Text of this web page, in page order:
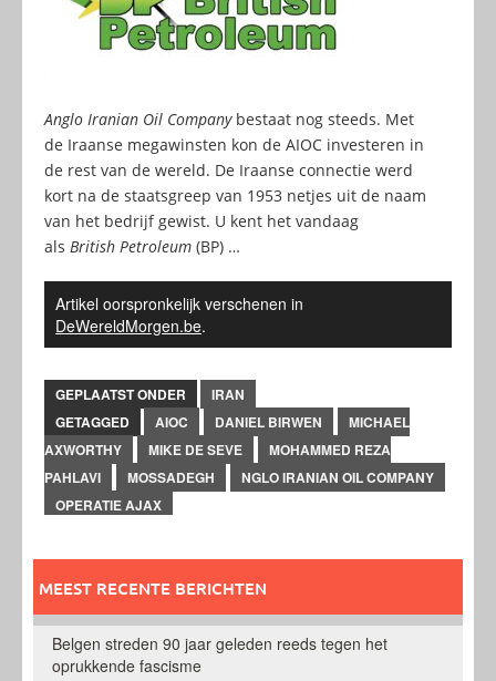
Anglo Iranian Oil Company bestaat nog steeds. Met
de Iraanse megawinsten kon de AIOC investeren in
de rest van de wereld. De Iraanse connectie werd
kort na de staatsgreep van 1953 netjes uit de naam
van het bedrijf gewist. U kent het vandaag
als British Petroleum (BP) …
Artikel oorspronkelijk verschenen in
DeWereldMorgen.be.
GEPLAATST ONDER
IRAN
GETAGGED
AIOC DANIEL BIRWEN
MICHAEL
AXWORTHY
MIKE DE SEVE
MOHAMMED REZA
PAHLAVI
MOSSADEGH
NGLO IRANIAN OIL COMPANY
OPERATIE AJAX
MEEST RECENTE BERICHTEN
Belgen streden 90 jaar geleden reeds tegen het
oprukkende fascisme